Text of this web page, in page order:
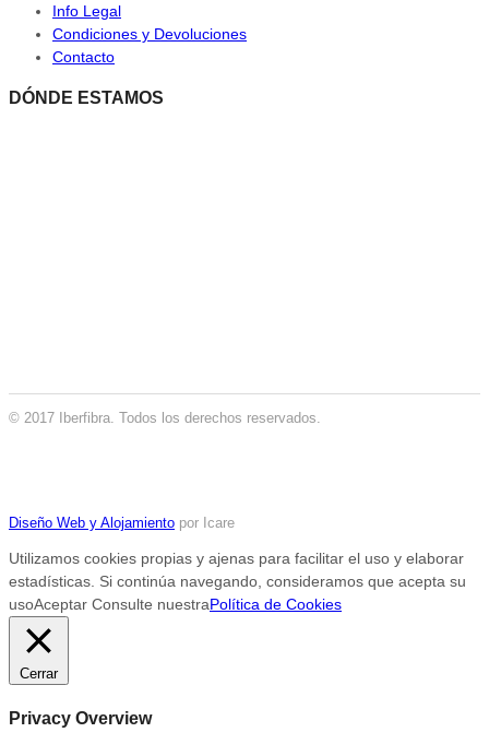
Info Legal
Condiciones y Devoluciones
Contacto
DÓNDE ESTAMOS
© 2017 Iberfibra. Todos los derechos reservados.
Diseño Web y Alojamiento por Icare
Utilizamos cookies propias y ajenas para facilitar el uso y elaborar
estadísticas. Si continúa navegando, consideramos que acepta su
usoAceptar Consulte nuestraPolítica de Cookies
Cerrar
Privacy Overview